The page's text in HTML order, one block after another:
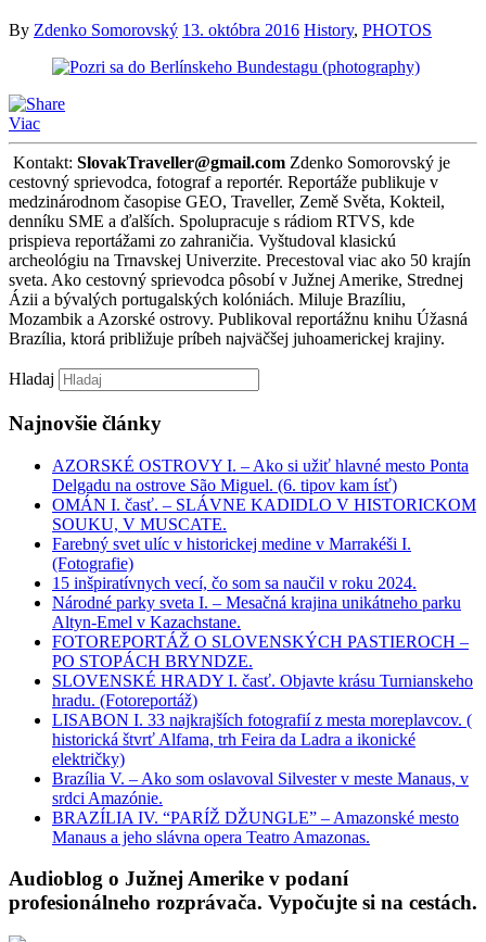
By Zdenko Somorovský 13. októbra 2016 History, PHOTOS
Viac
Kontakt: SlovakTraveller@gmail.com Zdenko Somorovský je
cestovný sprievodca, fotograf a reportér. Reportáže publikuje v
medzinárodnom časopise GEO, Traveller, Země Světa, Kokteil,
denníku SME a ďalších. Spolupracuje s rádiom RTVS, kde
prispieva reportážami zo zahraničia. Vyštudoval klasickú
archeológiu na Trnavskej Univerzite. Precestoval viac ako 50 krajín
sveta. Ako cestovný sprievodca pôsobí v Južnej Amerike, Strednej
Ázii a bývalých portugalských kolóniách. Miluje Brazíliu,
Mozambik a Azorské ostrovy. Publikoval reportážnu knihu Úžasná
Brazília, ktorá približuje príbeh najväčšej juhoamerickej krajiny.
Hladaj
Najnovšie články
AZORSKÉ OSTROVY I. – Ako si užiť hlavné mesto Ponta
Delgadu na ostrove São Miguel. (6. tipov kam ísť)
OMÁN I. časť. – SLÁVNE KADIDLO V HISTORICKOM
SOUKU, V MUSCATE.
Farebný svet ulíc v historickej medine v Marrakéši I.
(Fotografie)
15 inšpiratívnych vecí, čo som sa naučil v roku 2024.
Národné parky sveta I. – Mesačná krajina unikátneho parku
Altyn-Emel v Kazachstane.
FOTOREPORTÁŽ O SLOVENSKÝCH PASTIEROCH –
PO STOPÁCH BRYNDZE.
SLOVENSKÉ HRADY I. časť. Objavte krásu Turnianskeho
hradu. (Fotoreportáž)
LISABON I. 33 najkrajších fotografií z mesta moreplavcov. (
historická štvrť Alfama, trh Feira da Ladra a ikonické
električky)
Brazília V. – Ako som oslavoval Silvester v meste Manaus, v
srdci Amazónie.
BRAZÍLIA IV. “PARÍŽ DŽUNGLE” – Amazonské mesto
Manaus a jeho slávna opera Teatro Amazonas.
Audioblog o Južnej Amerike v podaní
profesionálneho rozprávača. Vypočujte si na cestách.